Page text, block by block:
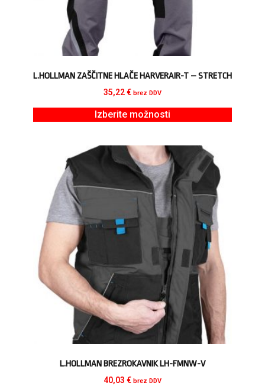
L.HOLLMAN ZAŠČITNE HLAČE HARVERAIR-T – STRETCH
35,22€ brez DDV
Izberite možnosti
L.HOLLMAN BREZROKAVNIK LH-FMNW-V
40,03 € brez DDV